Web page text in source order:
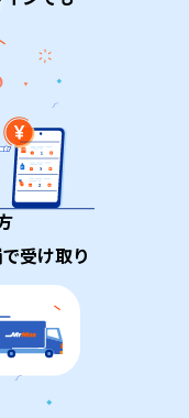
受け取り